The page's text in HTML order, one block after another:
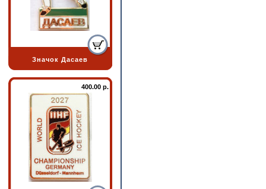
Значок Дасаев
400.00 р.